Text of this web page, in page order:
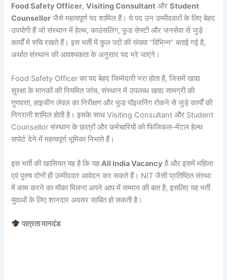
Food Safety Officer,Visiting Consultant औरStudent
Counsellor जैसे महत्वपूर्ण पद शामिल हैं। ये पद उन उम्मीदवारों के लिए बेहद
उपयोगी हैं जो संस्थान में हेल्थ, काउंसलिंग, फूड सेफ्टी और जनसेवा से जुड़े
कार्यों में रुचि रखते हैं। इस भर्ती में कुल पदों की संख्या “विभिन्न” बताई गई है,
अर्थात संस्थान की आवश्यकता के अनुसार पद भरे जाएंगे।
Food Safety Officer का पद बेहद जिम्मेदारी भरा होता है, जिसमें खाद्य
सुरक्षा के मानकों की नियमित जांच, संस्थान में उपलब्ध खाद्य सामग्री की
गुणवत्ता, हाइजीन लेवल का निरीक्षण और फूड पॉइजनिंग रोकने से जुड़े कार्यों की
निगरानी शामिल होती है। इसके साथ Visiting Consultant और Student
Counsellor संस्थान के छात्रों और कर्मचारियों को फिजिकल–मेंटल हेल्थ
सपोर्ट देने में महत्वपूर्ण भूमिका निभाते हैं।
इस भर्ती की खासियत यह है कि यहAll India Vacancy है और इसमें महिला
एवं पुरुष दोनों ही उम्मीदवार आवेदन कर सकते हैं। NIT जैसी प्रतिष्ठित संस्था
में काम करने का मौका मिलना अपने आप में सम्मान की बात है, इसलिए यह भर्ती
युवाओं के लिए शानदार अवसर साबित हो सकती है।
पात्रता मानदंड